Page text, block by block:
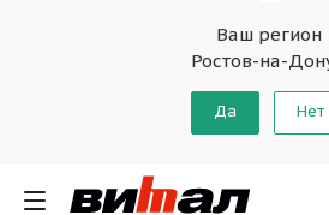
Ваш регион
Ростов-на-
Да Нет